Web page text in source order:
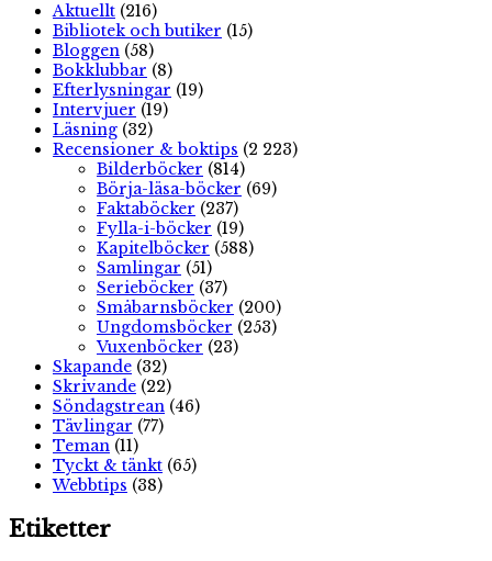
Aktuellt (216)
Bibliotek och butiker (15)
Bloggen (58)
Bokklubbar (8)
Efterlysningar (19)
Intervjuer (19)
Läsning (32)
Recensioner & boktips (2 223)
Bilderböcker (814)
Börja-läsa-böcker (69)
Faktaböcker (237)
Fylla-i-böcker (19)
Kapitelböcker (588)
Samlingar (51)
Serieböcker (37)
Småbarnsböcker (200)
Ungdomsböcker (253)
Vuxenböcker (23)
Skapande (32)
Skrivande (22)
Söndagstrean (46)
Tävlingar (77)
Teman (11)
Tyckt & tänkt (65)
Webbtips (38)
Etiketter